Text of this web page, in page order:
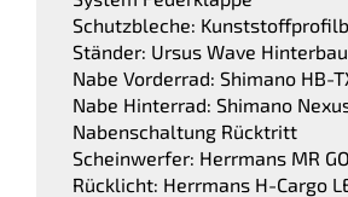
Schutzbleche:
Ständer: Ursus Wave Hinterbau
Nabe Vorderrad: Shimano HB-
Nabe Hinterrad: Shimano
Nabenschaltung Rücktritt
Scheinwerfer: Herrmans MR
Rücklicht: Herrmans H-Cargo